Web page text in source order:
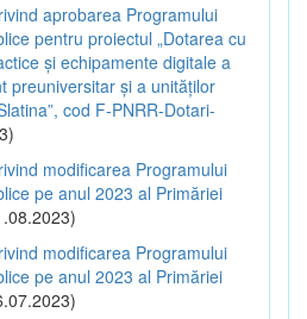
aprobarea Programului
pentru proiectul „Dotarea cu
și echipamente digitale a
preuniversitar și a unităților
cod F-PNRR-Dotari-
modificarea Programului
pe anul 2023 al Primăriei
modificarea Programului
pe anul 2023 al Primăriei